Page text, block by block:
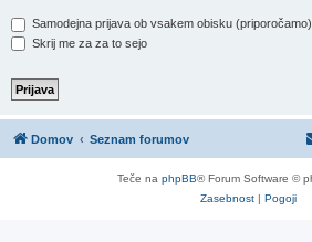
Samodejna prijava ob vsakem obisku
Skrij me za za to sejo
Domov Seznam forumov
Teče na phpBB® Forum Software ©
Zasebnost| Pogoji